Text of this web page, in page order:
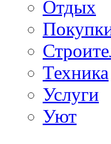
Отдых
Техника
Услуги
Уют